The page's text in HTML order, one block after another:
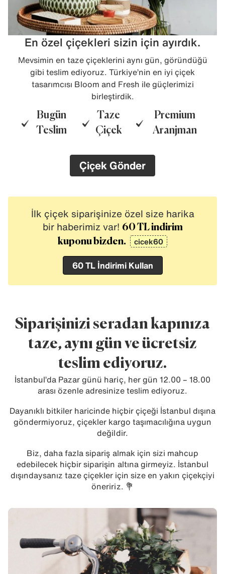
En özel çiçekleri sizin için ayırdık.
Mevsimin en taze çiçeklerini aynı gün, göründüğü
gibi teslim ediyoruz. Türkiye’nin en iyi çiçek
tasarımcısı Bloom and Fresh ile güçlerimizi
birleştirdik.
Bugün
Teslim
Taze
Çiçek
Premium
Aranjman
Çiçek Gönder
İlk çiçek siparişinize özel size harika
bir haberimiz var! 60 TL indirim
kuponu bizden.
cicek60
60 TL İndirimi Kullan
Siparişinizi seradan kapınıza
taze, aynı gün ve ücretsiz
teslim ediyoruz.
İstanbul’da Pazar günü hariç, her gün 12.00 – 18.00
arası özenle adresinize teslim ediyoruz.
Dayanıklı bitkiler haricinde hiçbir çiçeği İstanbul dışına
göndermiyoruz, çiçekler kargo taşımacılığına uygun
değildir.
Biz, daha fazla sipariş almak için sizi mahcup
edebilecek hiçbir siparişin altına girmeyiz. İstanbul
dışındaysanız taze çiçekler için size en yakın çiçekçiyi
öneririz. 💐